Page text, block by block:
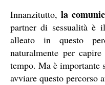
Innanzitutto, la
partner di sessualità è
alleato in questo
naturalmente per
tempo. Ma è importante
avviare questo percorso